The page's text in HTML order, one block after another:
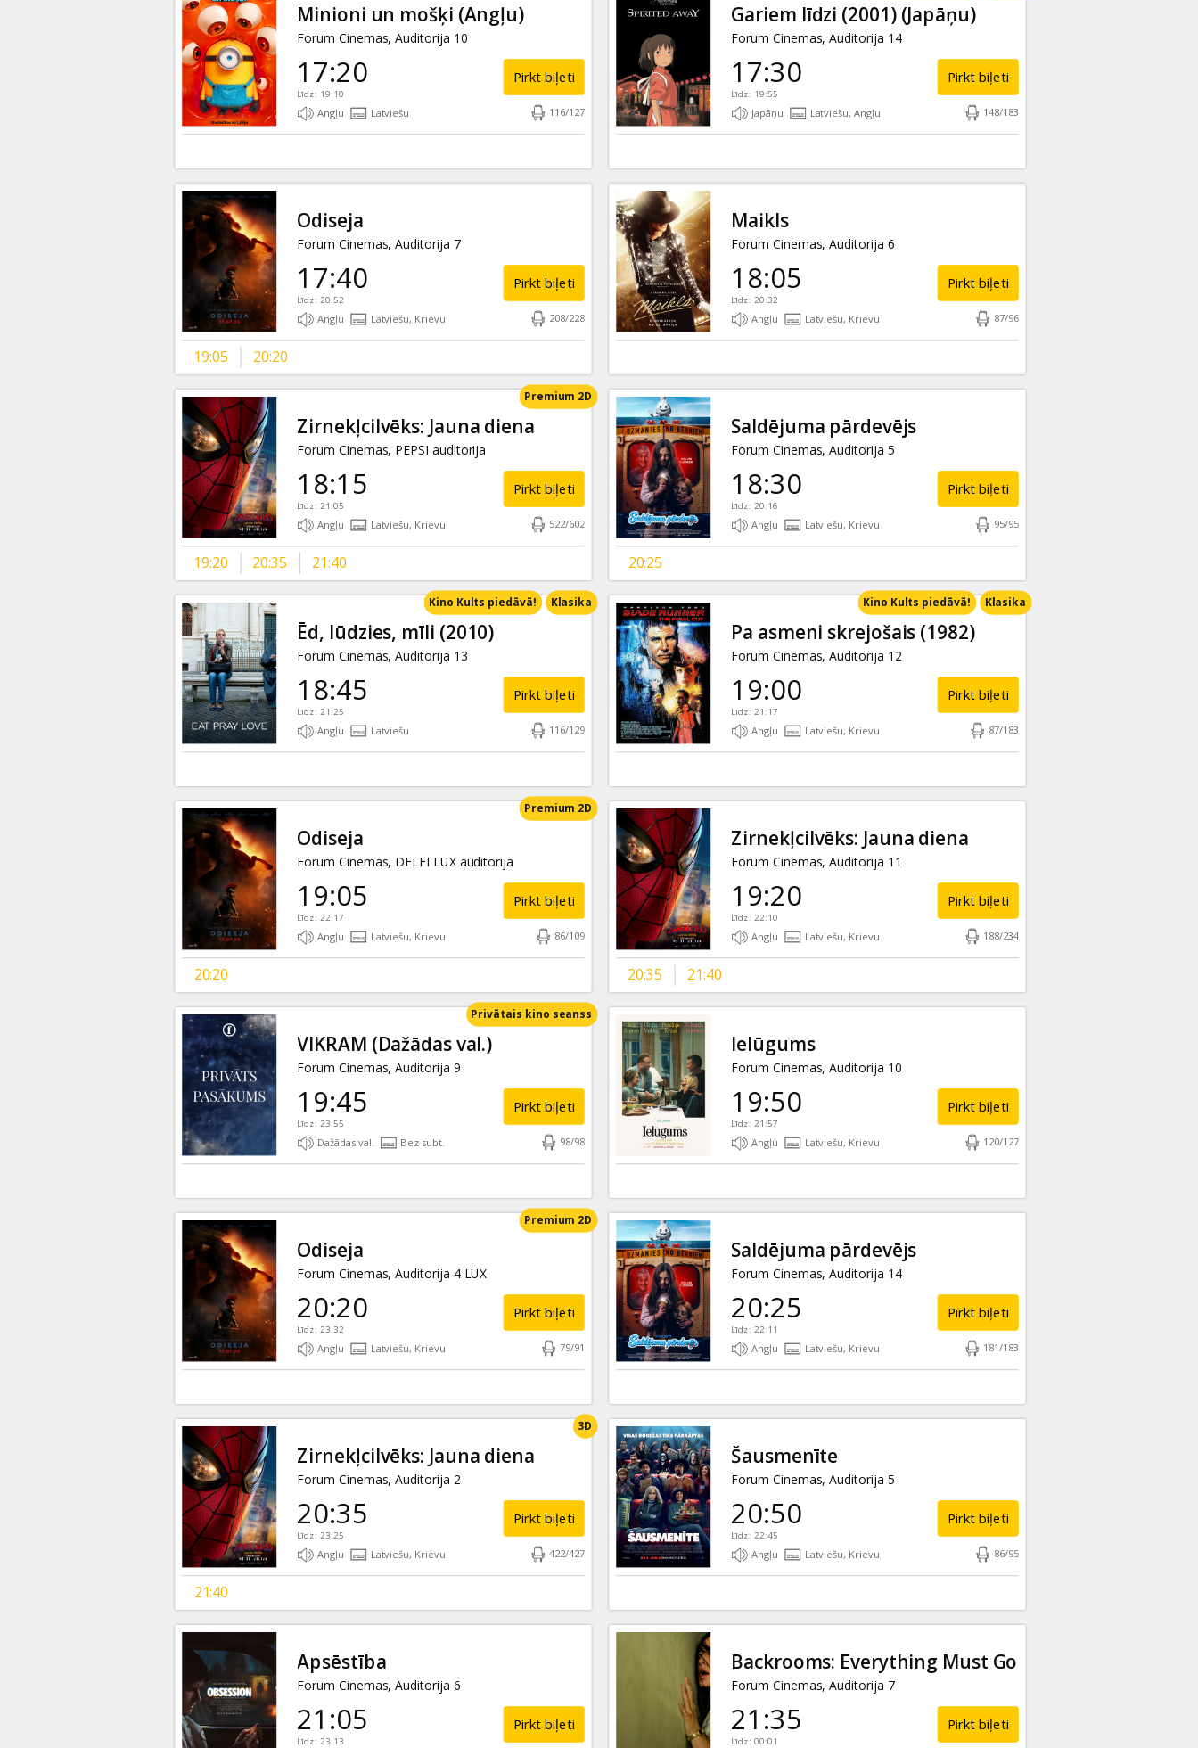
Minioni un mošķi (Angļu)
Forum Cinemas, Auditorija 10
17:20
Līdz: 19:10
Pirkt biļeti
Angļu Latviešu 116/127
Gariem līdzi (2001) (Japāņu)
Forum Cinemas, Auditorija 14
17:30
Līdz: 19:55
Pirkt biļeti
Japāņu Latviešu, Angļu 148/183
Odiseja
Forum Cinemas, Auditorija 7
17:40
Līdz: 20:52
Pirkt biļeti
Angļu Latviešu, Krievu 208/228
19:05 20:20
Maikls
Forum Cinemas, Auditorija 6
18:05
Līdz: 20:32
Pirkt biļeti
Angļu Latviešu, Krievu 87/96
Zirnekļcilvēks: Jauna diena
Forum Cinemas, PEPSI auditorija
Premium 2D
18:15
Līdz: 21:05
Pirkt biļeti
Angļu Latviešu, Krievu 522/602
19:20 20:35 21:40
Saldējuma pārdevējs
Forum Cinemas, Auditorija 5
18:30
Līdz: 20:16
Pirkt biļeti
Angļu Latviešu, Krievu 95/95
20:25
Ēd, lūdzies, mīli (2010)
Forum Cinemas, Auditorija 13
Kino Kults piedāvā! Klasika
18:45
Līdz: 21:25
Pirkt biļeti
Angļu Latviešu 116/129
Pa asmeni skrejošais (1982)
Forum Cinemas, Auditorija 12
Kino Kults piedāvā! Klasika
19:00
Līdz: 21:17
Pirkt biļeti
Angļu Latviešu, Krievu 87/183
Odiseja
Forum Cinemas, DELFI LUX auditorija
Premium 2D
19:05
Līdz: 22:17
Pirkt biļeti
Angļu Latviešu, Krievu 86/109
20:20
Zirnekļcilvēks: Jauna diena
Forum Cinemas, Auditorija 11
19:20
Līdz: 22:10
Pirkt biļeti
Angļu Latviešu, Krievu 188/234
20:35 21:40
VIKRAM (Dažādas val.)
Forum Cinemas, Auditorija 9
Privātais kino seanss
19:45
Līdz: 23:55
Pirkt biļeti
Dažādas val. Bez subt. 98/98
Ielūgums
Forum Cinemas, Auditorija 10
19:50
Līdz: 21:57
Pirkt biļeti
Angļu Latviešu, Krievu 120/127
Odiseja
Forum Cinemas, Auditorija 4 LUX
Premium 2D
20:20
Līdz: 23:32
Pirkt biļeti
Angļu Latviešu, Krievu 79/91
Saldējuma pārdevējs
Forum Cinemas, Auditorija 14
20:25
Līdz: 22:11
Pirkt biļeti
Angļu Latviešu, Krievu 181/183
Zirnekļcilvēks: Jauna diena
Forum Cinemas, Auditorija 2
3D
20:35
Līdz: 23:25
Pirkt biļeti
Angļu Latviešu, Krievu 422/427
21:40
Šausmenīte
Forum Cinemas, Auditorija 5
20:50
Līdz: 22:45
Pirkt biļeti
Angļu Latviešu, Krievu 86/95
Apsēstība
Forum Cinemas, Auditorija 6
21:05
Līdz: 23:13
Pirkt biļeti
Backrooms: Everything Must Go
Forum Cinemas, Auditorija 7
21:35
Līdz: 00:01
Pirkt biļeti